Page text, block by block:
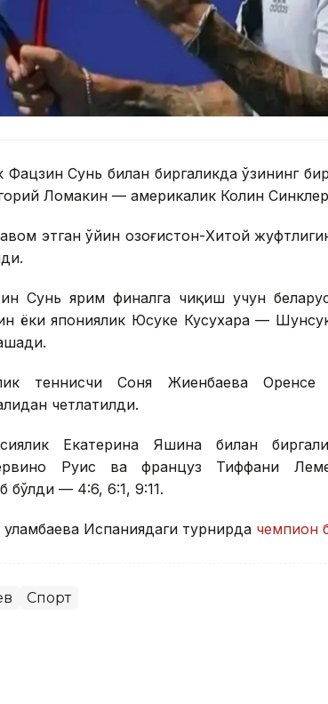
Фацзин Сунь билан биргаликда ўзининг
Ломакин — америкалик Колин
этган ўйин Қозоғистон-Хитой
Сунь ярим финалга чиқиш учун
ёки япониялик Юсуке Кусухара —
теннисчи Соня Жиенбаева
четлатилди.
Екатерина Яшина билан
Руис ва француз Тиффани
бўлди — 4:6, 6:1, 9:11.
Испаниядаги турнирда чемпион
Спорт